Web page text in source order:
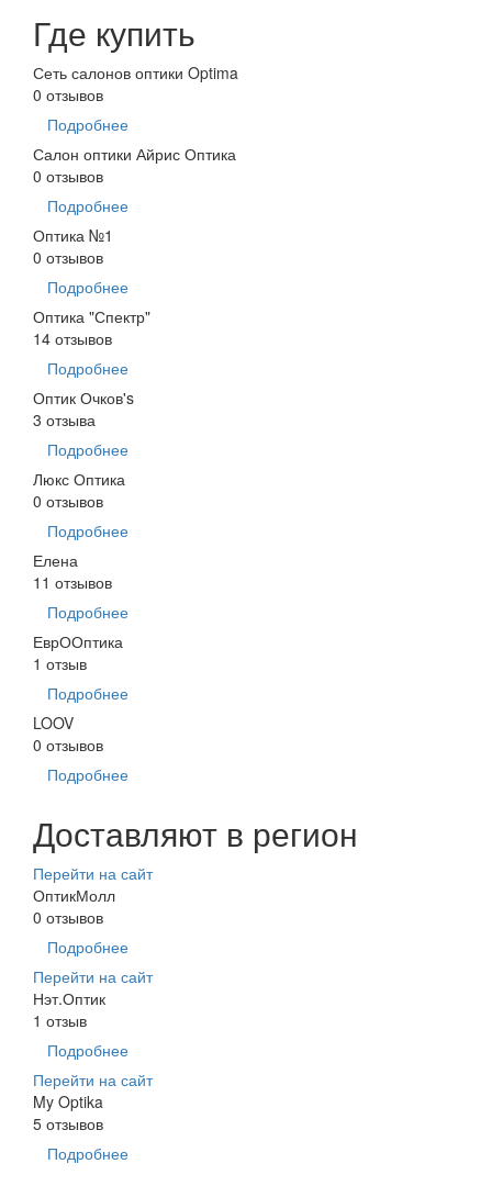
Где купить
Сеть салонов оптики Optima
0 отзывов
Подробнее
Салон оптики Айрис Оптика
0 отзывов
Подробнее
Оптика №1
0 отзывов
Подробнее
Оптика "Спектр"
14 отзывов
Подробнее
Оптик Очков's
3 отзыва
Подробнее
Люкс Оптика
0 отзывов
Подробнее
Елена
11 отзывов
Подробнее
ЕврООптика
1 отзыв
Подробнее
LOOV
0 отзывов
Подробнее
Доставляют в регион
Перейти на сайт
ОптикМолл
0 отзывов
Подробнее
Перейти на сайт
Нэт.Оптик
1 отзыв
Подробнее
Перейти на сайт
My Optika
5 отзывов
Подробнее